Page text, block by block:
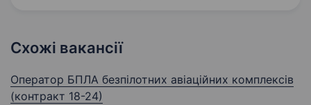
Схожі вакансії
Оператор БПЛА безпілотних авіаційних комплексів
(контракт 18-24)